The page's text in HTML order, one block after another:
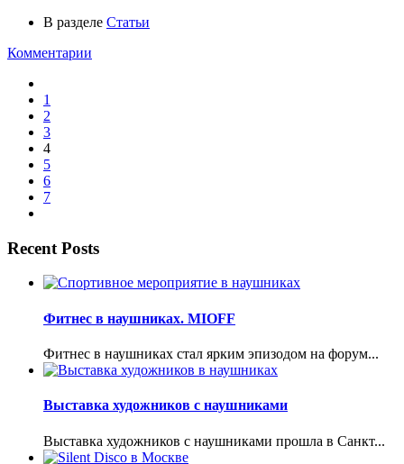
В разделе Статьи
Комментарии
1
2
3
4
5
6
7
Recent Posts
Фитнес в наушниках. MIOFF
Фитнес в наушниках стал ярким эпизодом на форум...
Выставка художников с наушниками
Выставка художников с наушниками прошла в Санкт...